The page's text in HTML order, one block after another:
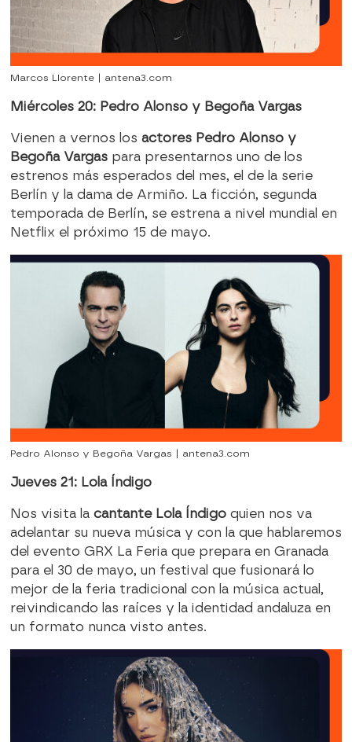
Marcos Llorente | antena3.com
Miércoles 20: Pedro Alonso y Begoña Vargas
Vienen a vernos los actores Pedro Alonso y
Begoña Vargaspara presentarnos uno de los
estrenos más esperados del mes, el de la serie
Berlín y la dama de Armiño. La ficción, segunda
temporada de Berlín, se estrena a nivel mundial en
Netflix el próximo 15 de mayo.
Pedro Alonso y Begoña Vargas | antena3.com
Jueves 21: Lola Índigo
Nos visita la cantante Lola Índigo quien nos va
adelantar su nueva música y con la que hablaremos
del evento GRX La Feria que prepara en Granada
para el 30 de mayo, un festival que fusionará lo
mejor de la feria tradicional con la música actual,
reivindicando las raíces y la identidad andaluza en
un formato nunca visto antes.